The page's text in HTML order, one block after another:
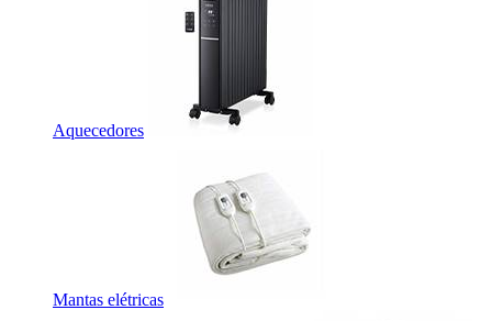
Aquecedores
Mantas elétricas